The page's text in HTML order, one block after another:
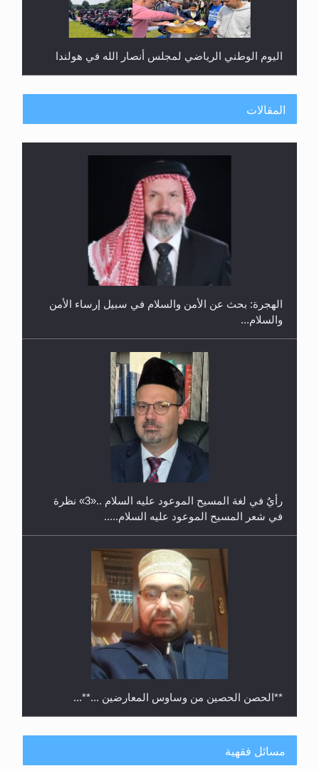
اليوم الوطني الرياضي لمجلس أنصار الله في هولندا
إتمام حفظ القرآن الكريم لثلاثة طلاب من مدرسة الحفظ
حفل توزيع الشهادات في الجامعة الأحمدية بنيجيريا لعام
المقالات
الهجرة: بحث عن الأمن والسلام في سبيل إرساء الأمن
والسلام...
رأيٌ في لغة المسيح الموعود عليه السلام ..«3» نظرة
في شعر المسيح الموعود عليه السلام.....
**الحصن الحصين من وساوس المعارضين ...**...
مسائل فقهية